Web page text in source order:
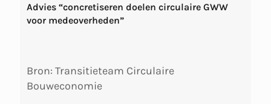
Advies “concretiseren doelen circulaire GWW
voor medeoverheden”
Bron: Transitieteam Circulaire
Bouweconomie